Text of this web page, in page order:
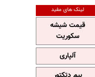
لینک های مفید
قیمت شیشه
سکوریت
آلپاری